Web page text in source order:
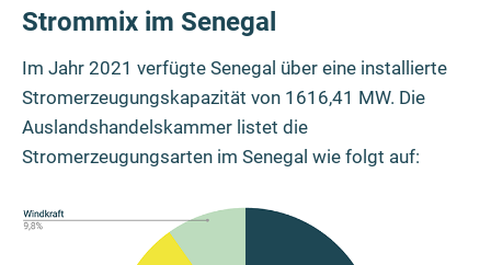
Strommix im Senegal
Im Jahr 2021 verfügte Senegal über eine installierte
Stromerzeugungskapazität von 1616,41 MW. Die
Auslandshandelskammer listet die
Stromerzeugungsarten im Senegal wie folgt auf: